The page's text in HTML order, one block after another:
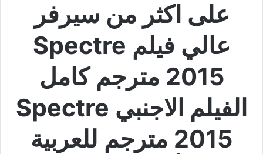
على اكثر من سيرفر
عالي فيلم Spectre
2015 مترجم كامل
الفيلم الاجنبي Spectre
2015 مترجم للعربية